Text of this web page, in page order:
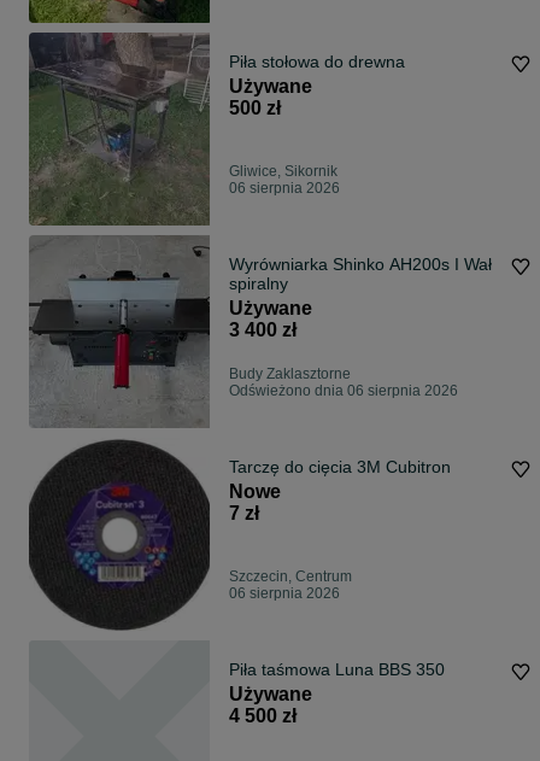
Piła stołowa do drewna
Używane
500 zł
Gliwice, Sikornik
06 sierpnia 2026
Wyrówniarka Shinko AH200s I Wał
spiralny
Używane
3 400 zł
Budy Zaklasztorne
Odświeżono dnia 06 sierpnia 2026
Tarczę do cięcia 3M Cubitron
Nowe
7 zł
Szczecin, Centrum
06 sierpnia 2026
Piła taśmowa Luna BBS 350
Używane
4 500 zł